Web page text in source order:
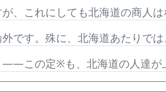
、これにしても北海道の商人
です。殊に、北海道あたりで
――この定※も、北海道の人達が